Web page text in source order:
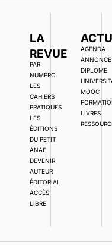
LA
REVUE
PAR
NUMÉRO
LES
CAHIERS
PRATIQUES
LES
ÉDITIONS
DU PETIT
ANAE
DEVENIR
AUTEUR
ÉDITORIAL
ACCÈS
LIBRE
AGENDA
DIPLOME
MOOC
LIVRES